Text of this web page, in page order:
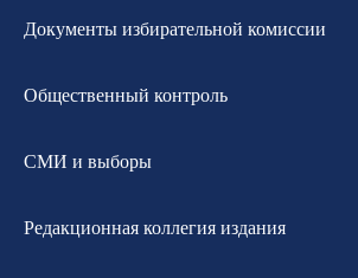
Документы избирательной комиссии
Общественный контроль
СМИ и выборы
Редакционная коллегия издания